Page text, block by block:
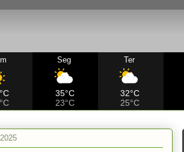
Seg
35°C
23°C
Ter
32°C
25°C